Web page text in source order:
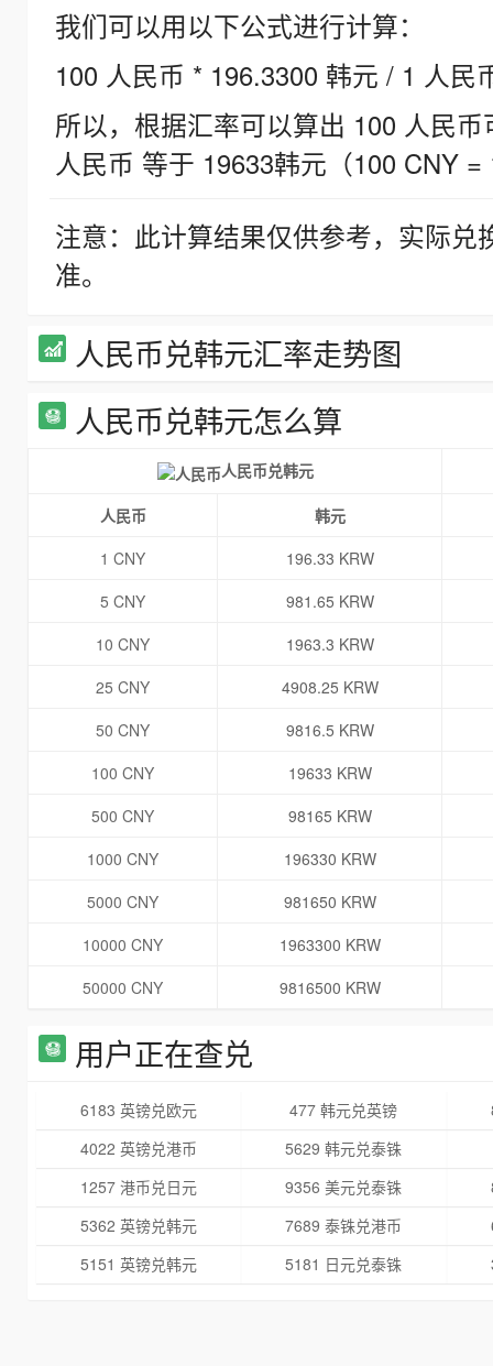
我们可以用以下公式进行计算：
100 人民币 * 196.3300 韩元 / 1 人民
所以，根据汇率可以算出 100 人民
人民币 等于 19633韩元（100 CNY =
注意：此计算结果仅供参考，实际
准。
人民币兑韩元汇率走势图
人民币兑韩元怎么算
人民币兑韩元
人民币
韩元
1 CNY
196.33 KRW
5 CNY
981.65 KRW
10 CNY
1963.3 KRW
25 CNY
4908.25 KRW
50 CNY
9816.5 KRW
100 CNY
19633 KRW
500 CNY
98165 KRW
1000 CNY
196330 KRW
5000 CNY
981650 KRW
10000 CNY
1963300 KRW
50000 CNY
9816500 KRW
用户正在查兑
6183 英镑兑欧元 477 韩元兑英镑
4022 英镑兑港币
5629 韩元兑泰铢
1257 港币兑日元
9356 美元兑泰铢
5362 英镑兑韩元
7689 泰铢兑港币
5151 英镑兑韩元
5181 日元兑泰铢